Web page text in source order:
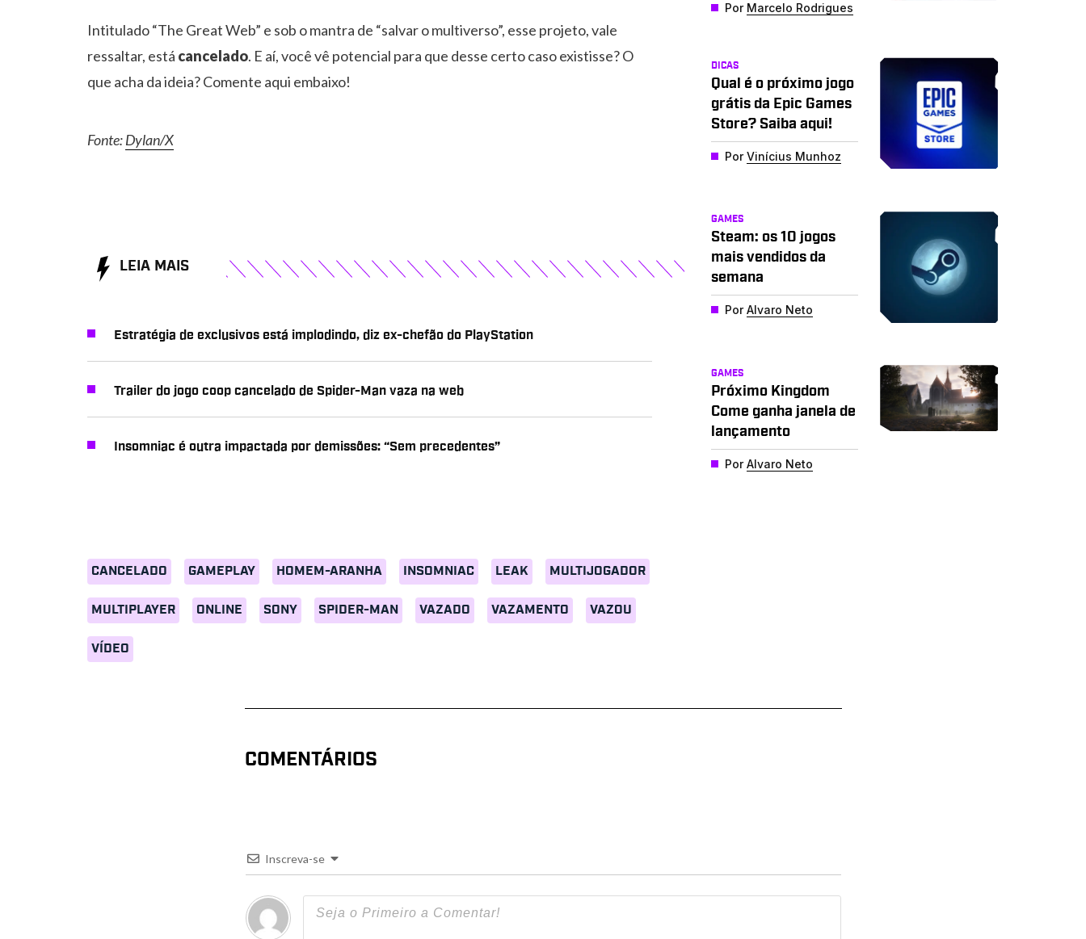
Intitulado “The Great Web” e sob o mantra de “salvar o multiverso”, esse projeto, vale
ressaltar, está cancelado. E aí, você vê potencial para que desse certo caso existisse? O
que acha da ideia? Comente aqui embaixo!
Fonte:Dylan/X
CANCELADO GAMEPLAY HOMEM-ARANHA INSOMNIAC LEAK MULTIJOGADOR
MULTIPLAYER ONLINE SONY SPIDER-MAN VAZADO VAZAMENTO VAZOU
VÍDEO
LEIA MAIS
Estratégia de exclusivos está implodindo, diz ex-chefão do PlayStation
Trailer do jogo coop cancelado de Spider-Man vaza na web
Insomniac é outra impactada por demissões: “Sem precedentes”
Por Marcelo Rodrigues
DICAS
Qual é o próximo jogo
grátis da Epic Games
Store? Saiba aqui!
PorVinícius Munhoz
GAMES
Steam: os 10 jogos
mais vendidos da
semana
PorAlvaro Neto
GAMES
Próximo Kingdom
Come ganha janela de
lançamento
PorAlvaro Neto
COMENTÁRIOS
Inscreva-se